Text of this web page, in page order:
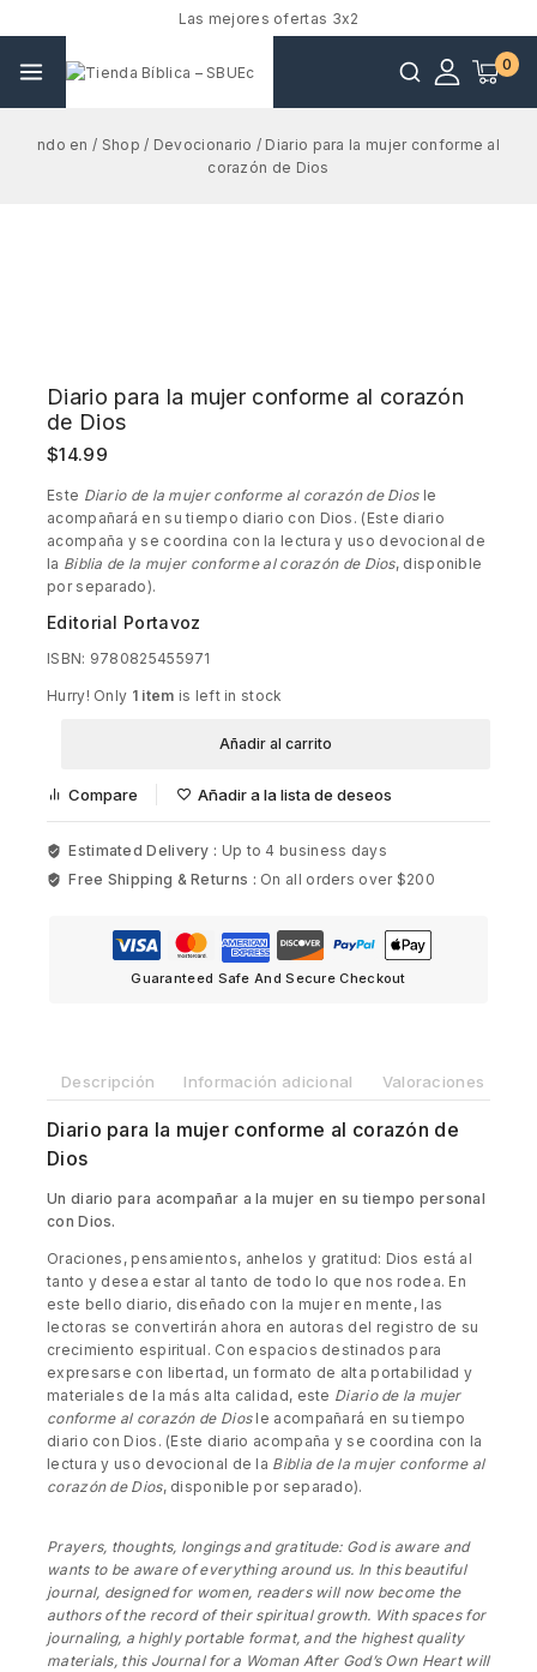
Las mejores ofertas 3x2
0
ndo en / Shop / Devocionario / Diario para la mujer conforme al
corazón de Dios
Diario para la mujer conforme al corazón
de Dios
$14.99
Este Diario de la mujer conforme al corazón de Diosle
acompañará en su tiempo diario con Dios. (Este diario
acompaña y se coordina con la lectura y uso devocional de
la Biblia de la mujer conforme al corazón de Dios, disponible
por separado).
Editorial Portavoz
ISBN: 9780825455971
Hurry! Only 1 item is left in stock
Añadir al carrito
Compare Añadir a la lista de deseos
Estimated Delivery : Up to 4 business days
Free Shipping & Returns : On all orders over $200
Guaranteed Safe And Secure Checkout
Descripción Información adicional Valoraciones (0)
Diario para la mujer conforme al corazón de
Dios
Un diario para acompañar a la mujer en su tiempo personal
con Dios.
Oraciones, pensamientos, anhelos y gratitud: Dios está al
tanto y desea estar al tanto de todo lo que nos rodea. En
este bello diario, diseñado con la mujer en mente, las
lectoras se convertirán ahora en autoras del registro de su
crecimiento espiritual. Con espacios destinados para
expresarse con libertad, un formato de alta portabilidad y
materiales de la más alta calidad, este Diario de la mujer
conforme al corazón de Diosle acompañará en su tiempo
diario con Dios. (Este diario acompaña y se coordina con la
lectura y uso devocional de la Biblia de la mujer conforme al
corazón de Dios, disponible por separado).
Prayers, thoughts, longings and gratitude: God is aware and
wants to be aware of everything around us. In this beautiful
journal, designed for women, readers will now become the
authors of the record of their spiritual growth. With spaces for
journaling, a highly portable format, and the highest quality
materials, this Journal for a Woman After God’s Own Heart will